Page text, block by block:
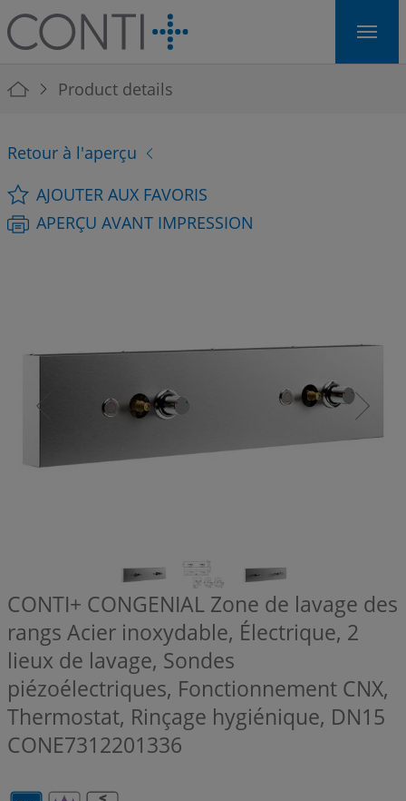
Skip to main navigation
Skip to main content
Skip to page footer
You are here:
Product details
Retour à l'aperçu
AJOUTER AUX FAVORIS
APERÇU AVANT IMPRESSION
CONTI+ CONGENIAL Zone de lavage des
rangs Acier inoxydable, Électrique, 2
lieux de lavage, Sondes
piézoélectriques, Fonctionnement CNX,
Thermostat, Rinçage hygiénique, DN15
CONE7312201336